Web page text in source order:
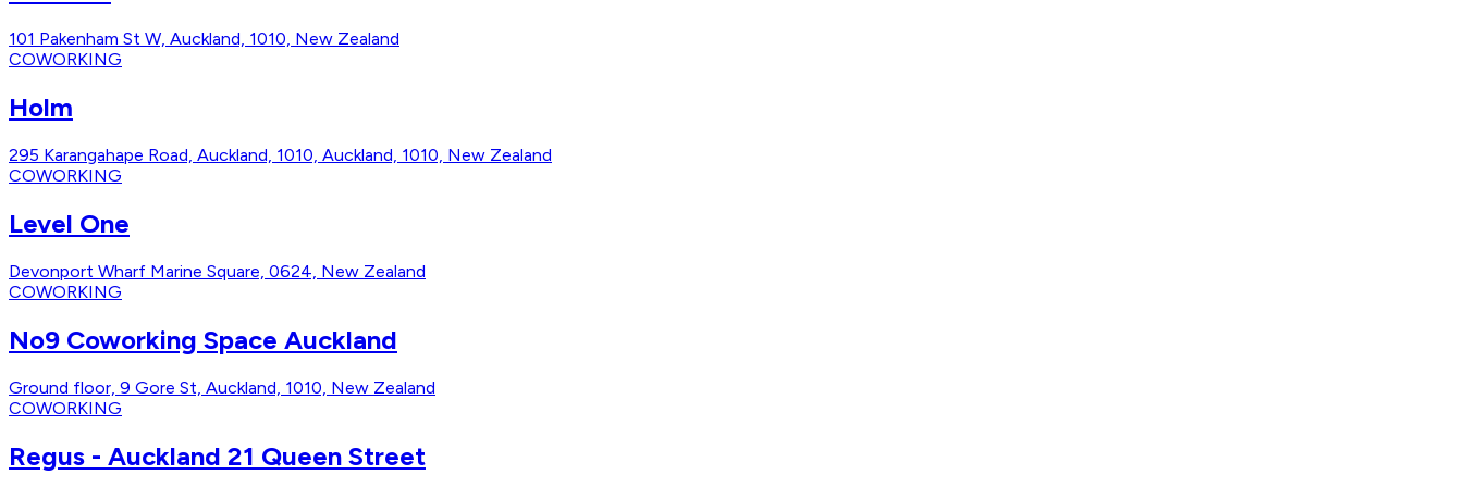
101 Pakenham St W, Auckland, 1010, New Zealand
COWORKING
Holm
295 Karangahape Road, Auckland, 1010, Auckland, 1010, New Zealand
COWORKING
Level One
Devonport Wharf Marine Square, 0624, New Zealand
COWORKING
No9 Coworking Space Auckland
Ground floor, 9 Gore St, Auckland, 1010, New Zealand
COWORKING
Regus - Auckland 21 Queen Street